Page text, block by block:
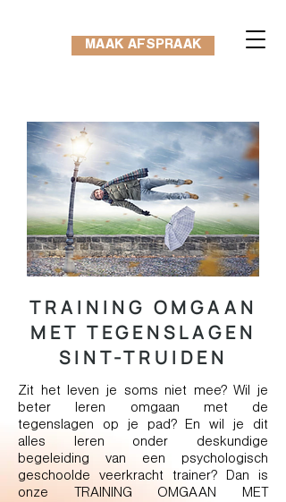
MAAK AFSPRAAK
TRAINING OMGAAN
MET TEGENSLAGEN
SINT-TRUIDEN
Zit het leven je soms niet mee? Wil je
beter leren omgaan met de
tegenslagen op je pad? En wil je dit
alles leren onder deskundige
begeleiding van een psychologisch
geschoolde veerkracht trainer? Dan is
onze TRAINING OMGAAN MET